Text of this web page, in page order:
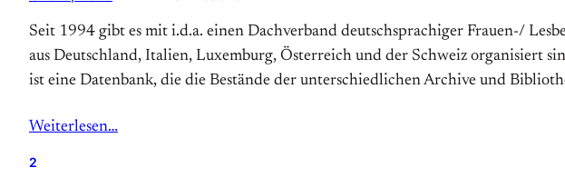
Seit 1994 gibt es mit i.d.a. einen Dachverband deutschsprachiger Frauen-/
aus Deutschland, Italien, Luxemburg, Österreich und der Schweiz organisiert
ist eine Datenbank, die die Bestände der unterschiedlichen Archive und
Weiterlesen…
2